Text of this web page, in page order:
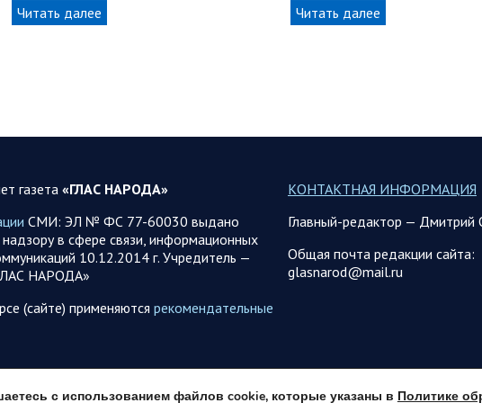
Читать далее
Читать далее
газета«ГЛАС НАРОДА»
СМИ: ЭЛ № ФС 77-60030 выдано
в сфере связи, информационных
10.12.2014 г. Учредитель —
НАРОДА»
(сайте) применяются рекомендательные
КОНТАКТНАЯ ИНФОРМАЦИЯ
Главный-редактор — Дмитрий
Общая почта редакции сайта:
glasnarod@mail.ru
с использованием файлов cookie, которые указаны в Политике